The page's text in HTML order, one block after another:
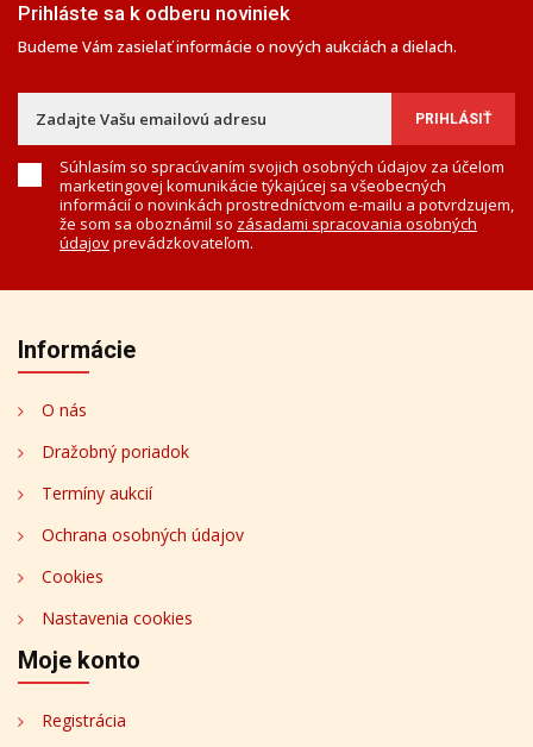
Prihláste sa k odberu noviniek
Budeme Vám zasielať informácie o nových aukciách a dielach.
Súhlasím so spracúvaním svojich osobných údajov za účelom
marketingovej komunikácie týkajúcej sa všeobecných
informácií o novinkách prostredníctvom e-mailu a potvrdzujem,
že som sa oboznámil so zásadami spracovania osobných
údajovprevádzkovateľom.
Informácie
O nás
Dražobný poriadok
Termíny aukcií
Ochrana osobných údajov
Cookies
Nastavenia cookies
Moje konto
Registrácia